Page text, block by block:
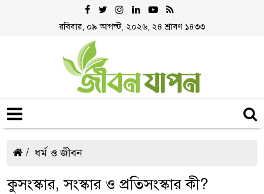
রবিবার, ০৯ আগস্ট, ২০২৬, ২৪ শ্রাবণ ১৪৩৩
ধর্ম ও জীবন
কুসংস্কার, সংস্কার ও প্রতিসংস্কার কী?